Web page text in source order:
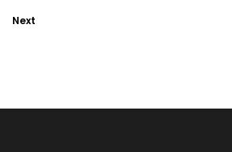
Next